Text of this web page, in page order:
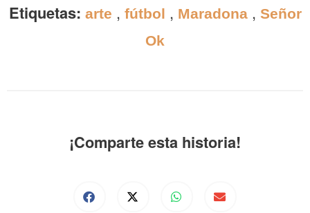
Etiquetas: arte , fútbol , Maradona, Señor
Ok
¡Comparte esta historia!